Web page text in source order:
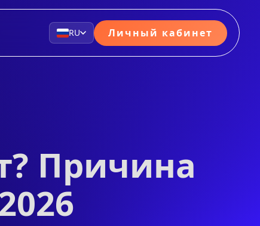
RU Личный кабинет
Причина